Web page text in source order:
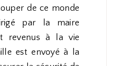
de ce monde
par la maire
revenus à la vie
est envoyé à la